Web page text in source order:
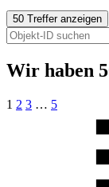
50 Treffer anzeigen
Wir haben
1 2 3 … 5